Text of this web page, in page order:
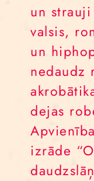
un
valsis,
un
nedaudz
dejas
izrāde